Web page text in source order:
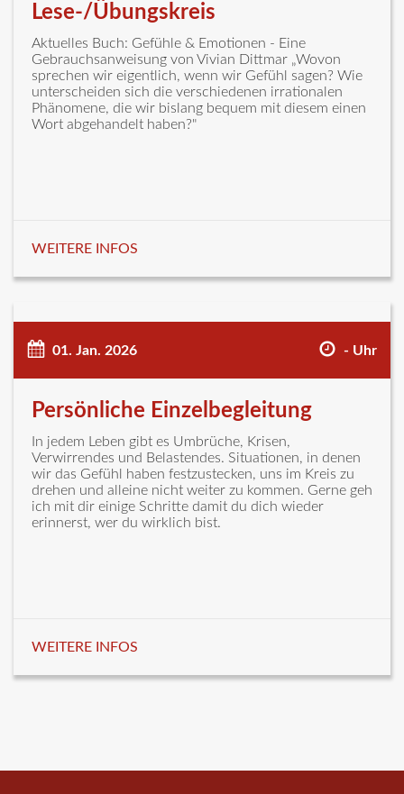
Lese-/Übungskreis
Aktuelles Buch: Gefühle & Emotionen - Eine
Gebrauchsanweisung von Vivian Dittmar „Wovon
sprechen wir eigentlich, wenn wir Gefühl sagen? Wie
unterscheiden sich die verschiedenen irrationalen
Phänomene, die wir bislang bequem mit diesem einen
Wort abgehandelt haben?"
WEITERE INFOS
01. Jan. 2026 - Uhr
Persönliche Einzelbegleitung
In jedem Leben gibt es Umbrüche, Krisen,
Verwirrendes und Belastendes. Situationen, in denen
wir das Gefühl haben festzustecken, uns im Kreis zu
drehen und alleine nicht weiter zu kommen. Gerne geh
ich mit dir einige Schritte damit du dich wieder
erinnerst, wer du wirklich bist.
WEITERE INFOS